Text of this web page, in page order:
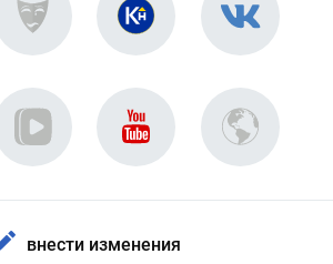
внести изменения